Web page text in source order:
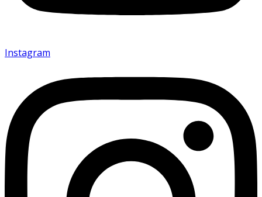
Instagram